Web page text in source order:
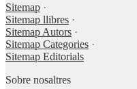
Sitemap ·
Sitemap llibres ·
Sitemap Autors ·
Sitemap Categories ·
Sitemap Editorials
Sobre nosaltres